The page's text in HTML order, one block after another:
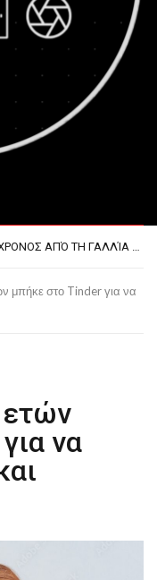
ΦΟΒΕΡΆ ΔΏΡΑ ΓΙΑ ΤΟ ΕΠΌΜΕΝΟ ΔΕΚΑΉΜΕΡΟ!
ΤΟ ΠΡΏΤΟ ΜΠΆΡΜΠΕΚΙΟΥ ΣΤΟ ΔΙΆΣΤΗΜΑ
μπήκε στο Tinder για να
ετών
να